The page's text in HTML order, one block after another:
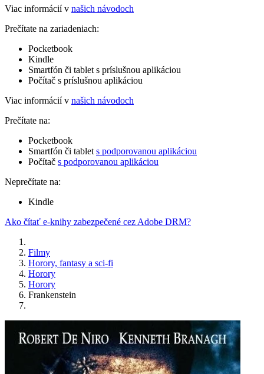
Viac informácií v našich návodoch
Prečítate na zariadeniach:
Pocketbook
Kindle
Smartfón či tablet s príslušnou aplikáciou
Počítač s príslušnou aplikáciou
Viac informácií v našich návodoch
Prečítate na:
Pocketbook
Smartfón či tablet s podporovanou aplikáciou
Počítač s podporovanou aplikáciou
Neprečítate na:
Kindle
Ako čítať e-knihy zabezpečené cez Adobe DRM?
Filmy
Horory, fantasy a sci-fi
Horory
Horory
Frankenstein